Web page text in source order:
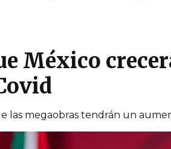
México
las megaobras tendrán un